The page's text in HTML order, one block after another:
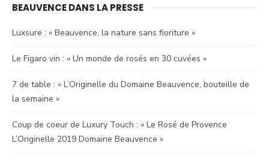
BEAUVENCE DANS LA PRESSE
Luxsure : « Beauvence, la nature sans fioriture »
Le Figaro vin : « Un monde de rosés en 30 cuvées »
7 de table : « L’Originelle du Domaine Beauvence, bouteille de
la semaine »
Coup de coeur de Luxury Touch : « Le Rosé de Provence
L’Originelle 2019 Domaine Beauvence »